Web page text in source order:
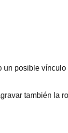
posible
también la